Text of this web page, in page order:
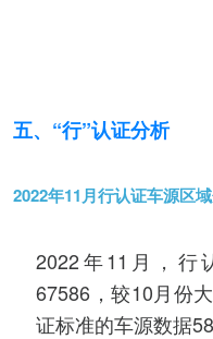
五、“行”认证分析
2022年11月行认证车源区
2022年11月，行
67586，较10月份
证标准的车源数据